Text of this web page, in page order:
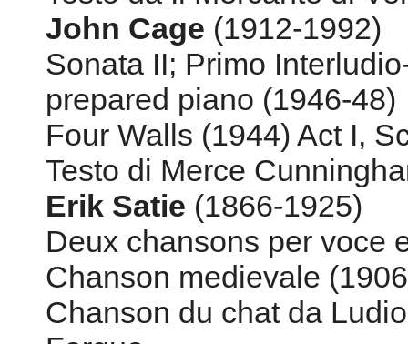
Testo di Merce
Erik Satie(1866-1925)
Deux chansons per voce
Chanson medievale
Chanson du chat da
Fargue
John Cage
Sonata V; Sonata XII
da Sonatas and
John Cage